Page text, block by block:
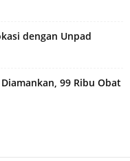
dengan Unpad
99 Ribu Obat